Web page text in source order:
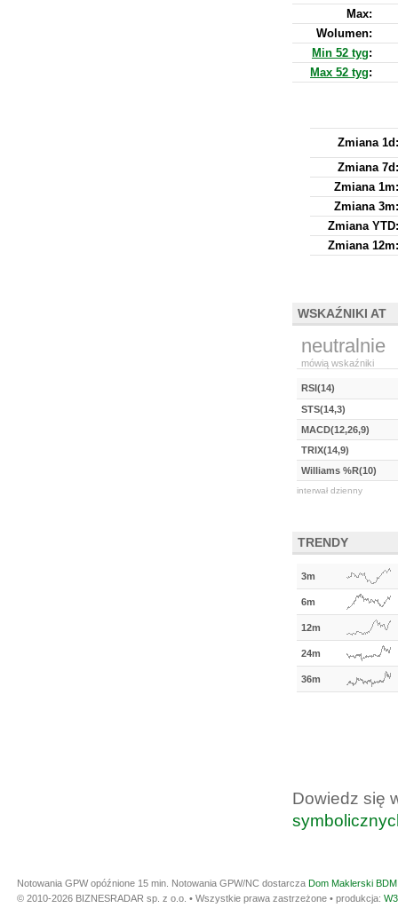
Max:
Wolumen:
Min 52 tyg:
Max 52 tyg:
Zmiana 1d:
Zmiana 7d:
Zmiana 1m:
Zmiana 3m:
Zmiana YTD:
Zmiana 12m:
WSKAŹNIKI AT
neutralnie
mówią wskaźniki
RSI(14)
STS(14,3)
MACD(12,26,9)
TRIX(14,9)
Williams %R(10)
interwał dzienny
TRENDY
3m
6m
12m
24m
36m
Dowiedz się
Notowania GPW opóźnione 15 min. Notowania GPW/NC dostarcza Dom Maklerski
© 2010-2026 BIZNESRADAR sp. z o.o. • Wszystkie prawa zastrzeżone • produkcja: